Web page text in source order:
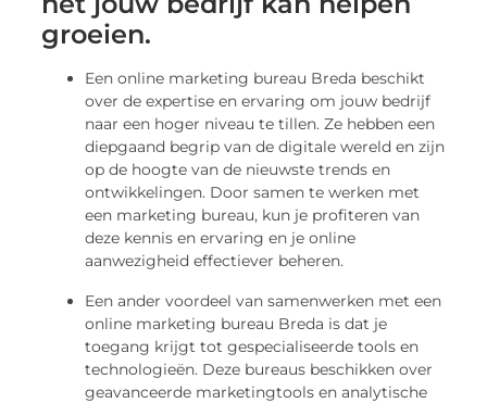
groeien.
Een online marketing bureau Breda beschikt
over de expertise en ervaring om jouw bedrijf
naar een hoger niveau te tillen. Ze hebben een
diepgaand begrip van de digitale wereld en zijn
op de hoogte van de nieuwste trends en
ontwikkelingen. Door samen te werken met
een marketing bureau, kun je profiteren van
deze kennis en ervaring en je online
aanwezigheid effectiever beheren.
Een ander voordeel van samenwerken met een
online marketing bureau Breda is dat je
toegang krijgt tot gespecialiseerde tools en
technologieën. Deze bureaus beschikken over
geavanceerde marketingtools en analytische